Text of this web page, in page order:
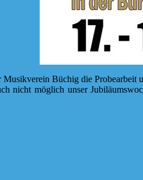
Büchig die
nicht möglich unser